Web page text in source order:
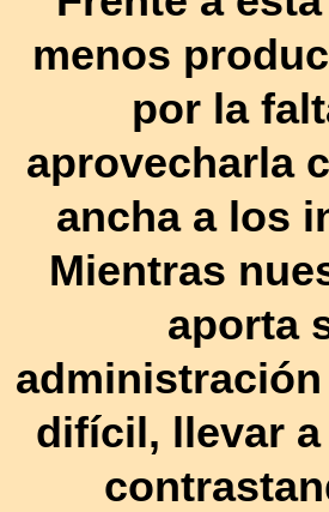
menos
por la
aprovecharla
ancha a los
Mientras
aporta
difícil, llevar